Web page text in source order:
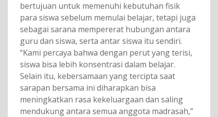
bertujuan untuk memenuhi kebutuhan fisik
para siswa sebelum memulai belajar, tetapi juga
sebagai sarana mempererat hubungan antara
guru dan siswa, serta antar siswa itu sendiri.
“Kami percaya bahwa dengan perut yang terisi,
siswa bisa lebih konsentrasi dalam belajar.
Selain itu, kebersamaan yang tercipta saat
sarapan bersama ini diharapkan bisa
meningkatkan rasa kekeluargaan dan saling
mendukung antara semua anggota madrasah,”